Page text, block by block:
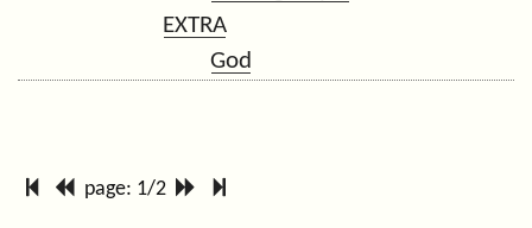
EXTRA
God
page: 1/2